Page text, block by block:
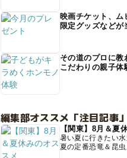
映画チケット、ム
限定グッズなどが
その道のプロに教
こだわりの親子体
編集部オススメ「注目記事」
【関東】8月＆夏
暑い夏に行きたい
夏の定番恐竜＆昆虫